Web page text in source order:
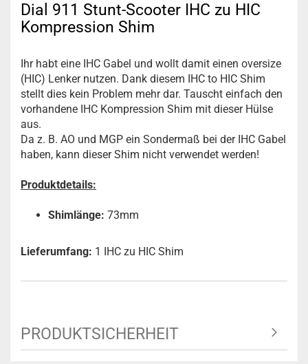
Dial 911 Stunt-Scooter IHC zu HIC
Kompression Shim
Ihr habt eine IHC Gabel und wollt damit einen oversize
(HIC) Lenker nutzen. Dank diesem IHC to HIC Shim
stellt dies kein Problem mehr dar. Tauscht einfach den
vorhandene IHC Kompression Shim mit dieser Hülse
aus.
Da z. B. AO und MGP ein Sondermaß bei der IHC Gabel
haben, kann dieser Shim nicht verwendet werden!
Produktdetails:
Shimlänge: 73mm
Lieferumfang: 1 IHC zu HIC Shim
PRODUKTSICHERHEIT